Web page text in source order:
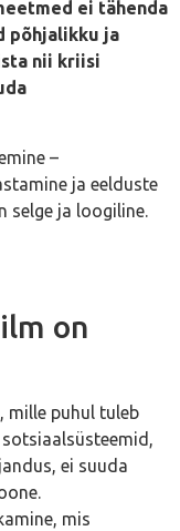
ei tähenda
põhjalikku ja
nii kriisi
–
ja eelduste
selge ja loogiline.
on
mille puhul tuleb
ei suuda
mis